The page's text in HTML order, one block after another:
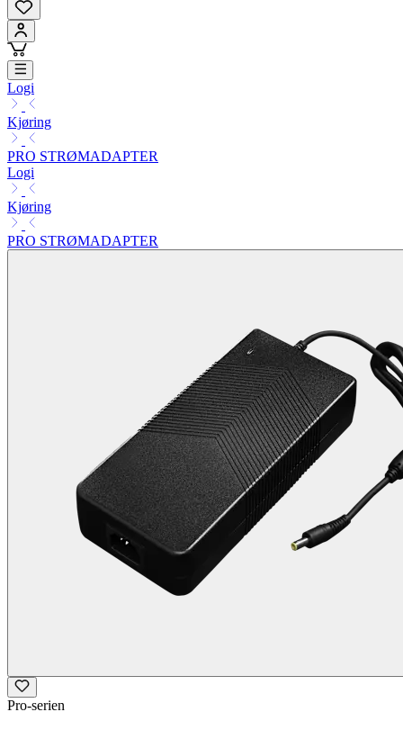
Logi
Kjøring
PRO STRØMADAPTER
Logi
Kjøring
PRO STRØMADAPTER
Pro-serien